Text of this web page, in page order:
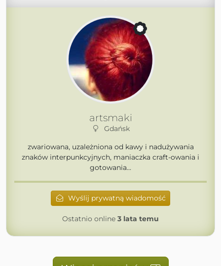
artsmaki
Gdańsk
zwariowana, uzależniona od kawy i nadużywania
znaków interpunkcyjnych, maniaczka craft-owania i
gotowania...
Wyślij prywatną wiadomość
Ostatnio online 3 lata temu